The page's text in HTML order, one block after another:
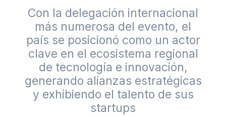
Con la delegación internacional
más numerosa del evento, el
país se posicionó como un actor
clave en el ecosistema regional
de tecnología e innovación,
generando alianzas estratégicas
y exhibiendo el talento de sus
startups